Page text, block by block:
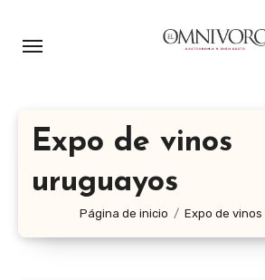
Expo de vinos
uruguayos
Página de inicio Expo de